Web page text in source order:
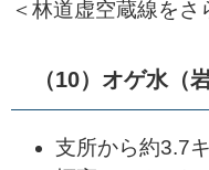
＜林道虚空蔵線をさ
（10）オゲ水（
支所から約3.7